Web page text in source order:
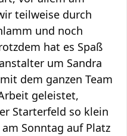
teilweise durch
und noch
hat es Spaß
um Sandra
dem ganzen Team
geleistet,
Starterfeld so klein
Sonntag auf Platz